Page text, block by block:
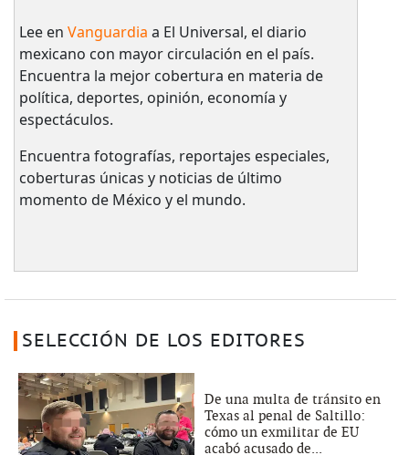
Lee en Vanguardia a El Universal, el diario
mexicano con mayor circulación en el país.​
Encuentra la mejor cobertura en materia de
política, deportes, opinión, economía y
espectáculos.
Encuentra fotografías, reportajes especiales,
coberturas únicas y noticias de último
momento de México y el mundo.
SELECCIÓN DE LOS EDITORES
De una multa de tránsito en
Texas al penal de Saltillo:
cómo un exmilitar de EU
acabó acusado de...